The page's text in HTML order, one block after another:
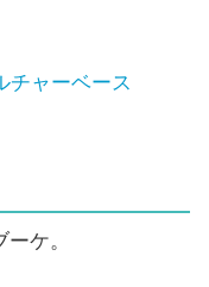
チャーベース
ケ。